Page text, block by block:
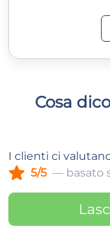
Cosa
I clienti ci
5/5 — basato